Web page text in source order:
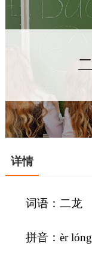
详情
词语：二龙
拼音：èr lóng